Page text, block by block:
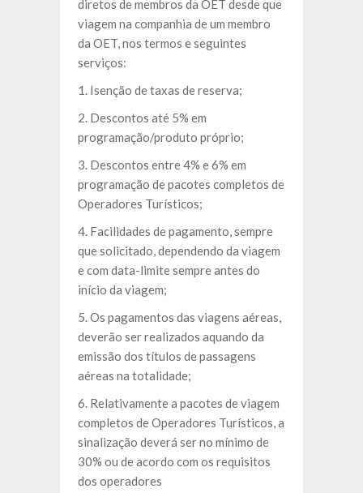
diretos de membros da OET desde que
viagem na companhia de um membro
da OET, nos termos e seguintes
serviços:
1. Isenção de taxas de reserva;
2. Descontos até 5% em
programação/produto próprio;
3. Descontos entre 4% e 6% em
programação de pacotes completos de
Operadores Turísticos;
4. Facilidades de pagamento, sempre
que solicitado, dependendo da viagem
e com data-limite sempre antes do
início da viagem;
5. Os pagamentos das viagens aéreas,
deverão ser realizados aquando da
emissão dos títulos de passagens
aéreas na totalidade;
6. Relativamente a pacotes de viagem
completos de Operadores Turísticos, a
sinalização deverá ser no mínimo de
30% ou de acordo com os requisitos
dos operadores